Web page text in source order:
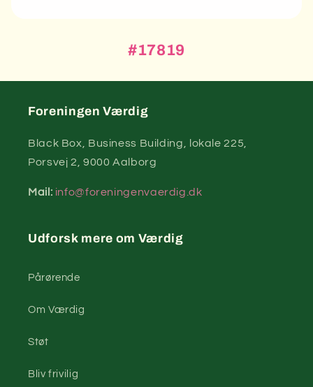
#17819
Foreningen Værdig
Black Box, Business Building, lokale 225,
Porsvej 2, 9000 Aalborg
Mail: info@foreningenvaerdig.dk
Udforsk mere om Værdig
Pårørende
Om Værdig
Støt
Bliv frivilig